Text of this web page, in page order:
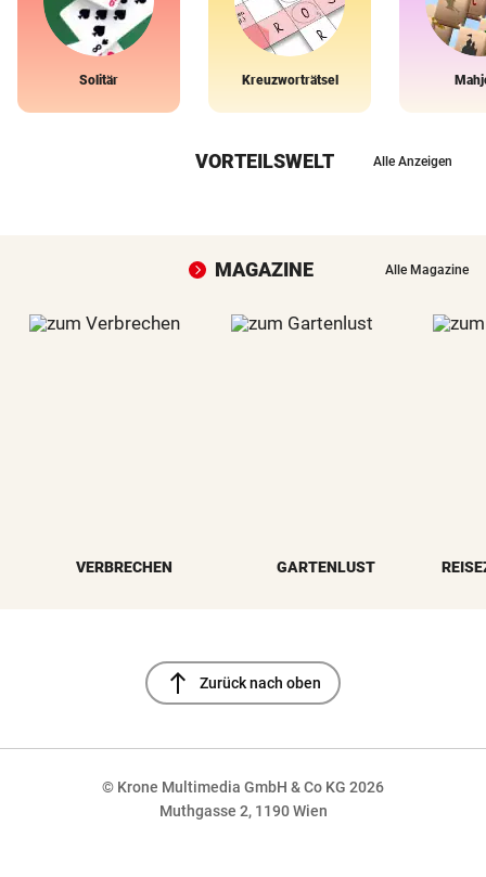
Solitär Kreuzworträtsel
VORTEILSWELT Alle Anzeigen
MAGAZINE Alle Magazine
VERBRECHEN GARTENLUST
north Zurück nach oben
© Krone Multimedia GmbH & Co KG 2026
Muthgasse 2, 1190 Wien